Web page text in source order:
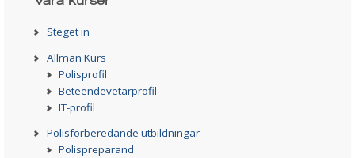
Steget in
Allmän Kurs
Polisprofil
Beteendevetarprofil
IT-profil
Polisförberedande utbildningar
Polispreparand